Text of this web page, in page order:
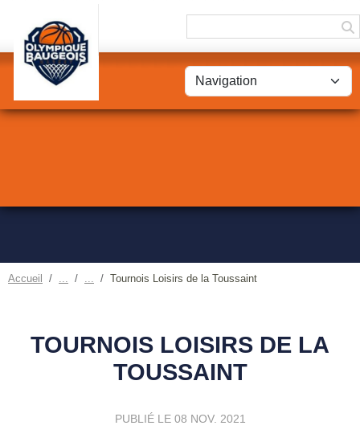
Accueil Tournois Loisirs de la Toussaint
TOURNOIS LOISIRS DE LA
TOUSSAINT
PUBLIÉ LE 08 NOV. 2021